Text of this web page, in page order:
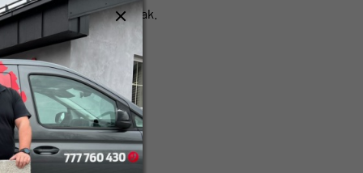
penetrace po finální lak.